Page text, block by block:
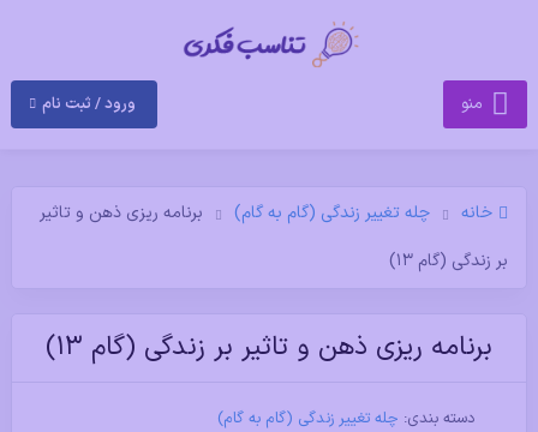
منو ورود / ثبت نام
خانه چله تغییر زندگی (گام به گام)
برنامه ریزی ذهن و تاثیر
بر زندگی (گام ۱۳)
برنامه ریزی ذهن و تاثیر بر زندگی (گام ۱۳)
دسته بندی: چله تغییر زندگی (گام به گام)